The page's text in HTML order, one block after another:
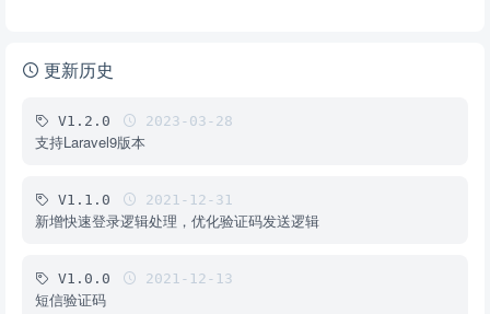
更新历史
V1.2.0 2023-03-28
支持Laravel9版本
V1.1.0 2021-12-31
新增快速登录逻辑处理，优化验证码发送逻辑
V1.0.0 2021-12-13
短信验证码